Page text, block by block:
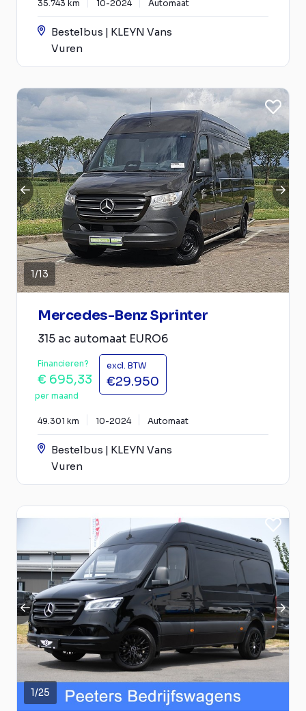
35.743 km 10-2024 Automaat
Bestelbus | KLEYN Vans
Vuren
1/13
Mercedes-Benz Sprinter
315 ac automaat EURO6
Financieren?
€ 695,33
per maand
excl. BTW
€29.950
49.301 km 10-2024 Automaat
Bestelbus | KLEYN Vans
Vuren
1/25